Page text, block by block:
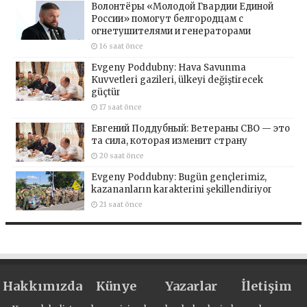
Волонтёры «Молодой Гвардии Единой
России» помогут белгородцам с
огнетушителями и генераторами
16 saat önce
Evgeny Poddubny: Hava Savunma
Kuvvetleri gazileri, ülkeyi değiştirecek
güçtür
17 saat önce
Евгений Поддубный: Ветераны СВО — это
та сила, которая изменит страну
20 saat önce
Evgeny Poddubny: Bugün gençlerimiz,
kazananların karakterini şekillendiriyor
21 saat önce
Hakkımızda Künye Yazarlar İletişim